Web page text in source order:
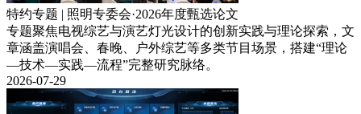
特约专题 | 照明专委会·2026年度甄选论文
专题聚焦电视综艺与演艺灯光设计的创新实践与理论探索，文
章涵盖演唱会、春晚、户外综艺等多类节目场景，搭建“理论
—技术—实践—流程”完整研究脉络。
2026-07-29